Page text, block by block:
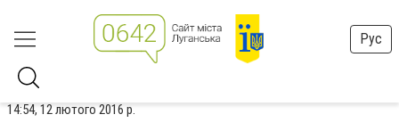
Рус
14:54, 12 лютого 2016 р.